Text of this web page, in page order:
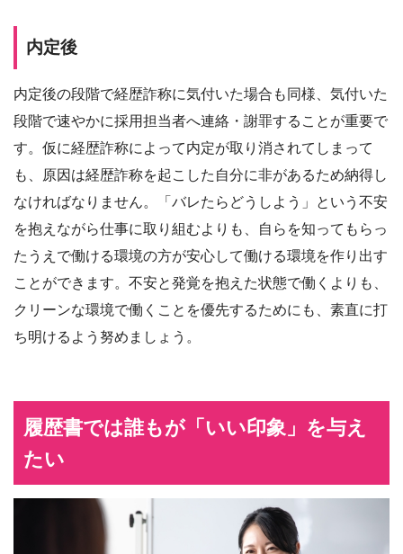
内定後
内定後の段階で経歴詐称に気付いた場合も同様、気付いた
段階で速やかに採用担当者へ連絡・謝罪することが重要で
す。仮に経歴詐称によって内定が取り消されてしまって
も、原因は経歴詐称を起こした自分に非があるため納得し
なければなりません。「バレたらどうしよう」という不安
を抱えながら仕事に取り組むよりも、自らを知ってもらっ
たうえで働ける環境の方が安心して働ける環境を作り出す
ことができます。不安と発覚を抱えた状態で働くよりも、
クリーンな環境で働くことを優先するためにも、素直に打
ち明けるよう努めましょう。
履歴書では誰もが「いい印象」を与え
たい